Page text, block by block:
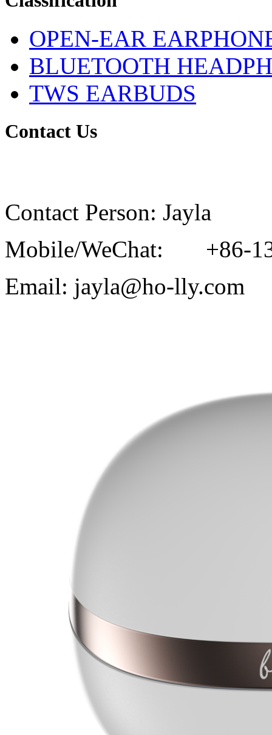
OPEN-EAR
BLUETOOTH
TWS EARBUDS
Contact Us
Contact Person: Jayla
Mobile/WeChat: +86-
Email: jayla@ho-lly.com